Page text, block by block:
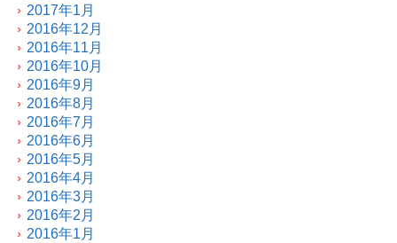
2017年1月
2016年12月
2016年11月
2016年10月
2016年9月
2016年8月
2016年7月
2016年6月
2016年5月
2016年4月
2016年3月
2016年2月
2016年1月